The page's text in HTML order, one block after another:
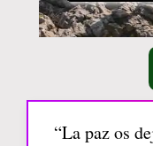
“La paz os